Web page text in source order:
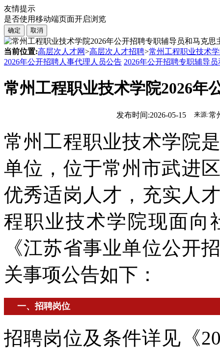
友情提示
是否使用移动端页面开启浏览
确定 取消
当前位置:高层次人才网>高层次人才招聘>常州工程职业技术
2026年公开招聘人事代理人员公告 2026年公开招聘专职辅导
常州工程职业技术学院2026年
发布时间:2026-05-15 来源:常
常州工程职业技术学院
单位，位于常州市武进
优秀适岗人才，充实人
程职业技术学院现面向
《江苏省事业单位公开
关事项公告如下：
一、招聘岗位
招聘岗位及条件详见《